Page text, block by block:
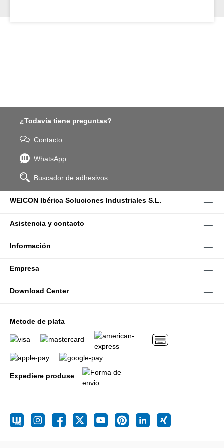
¿Todavía tiene preguntas?
Contacto
WhatsApp
Buscador de adhesivos
WEICON Ibérica Soluciones Industriales S.L.
Asistencia y contacto
Información
Empresa
Download Center
Metode de plata
Expediere produse